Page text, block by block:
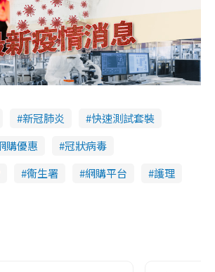
新冠肺炎
快速測試套裝
購優惠
冠狀病毒
衞生署 網購平台
護理